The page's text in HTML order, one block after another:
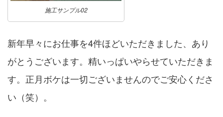
施工サンプル02
新年早々にお仕事を4件ほどいただきました、あり
がとうございます。精いっぱいやらせていただきま
す。正月ボケは一切ございませんのでご安心くださ
い（笑）。